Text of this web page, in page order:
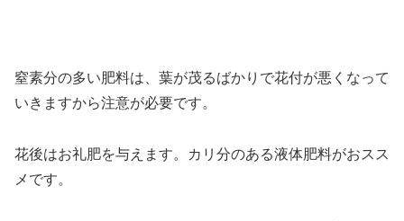
窒素分の多い肥料は、葉が茂るばかりで花付が悪くなって
いきますから注意が必要です。
花後はお礼肥を与えます。カリ分のある液体肥料がおスス
メです。